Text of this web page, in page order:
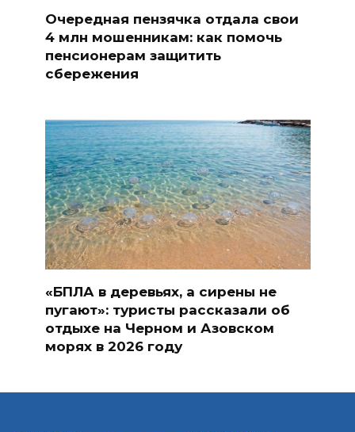
Очередная пензячка отдала свои
4 млн мошенникам: как помочь
пенсионерам защитить
сбережения
«БПЛА в деревьях, а сирены не
пугают»: туристы рассказали об
отдыхе на Черном и Азовском
морях в 2026 году